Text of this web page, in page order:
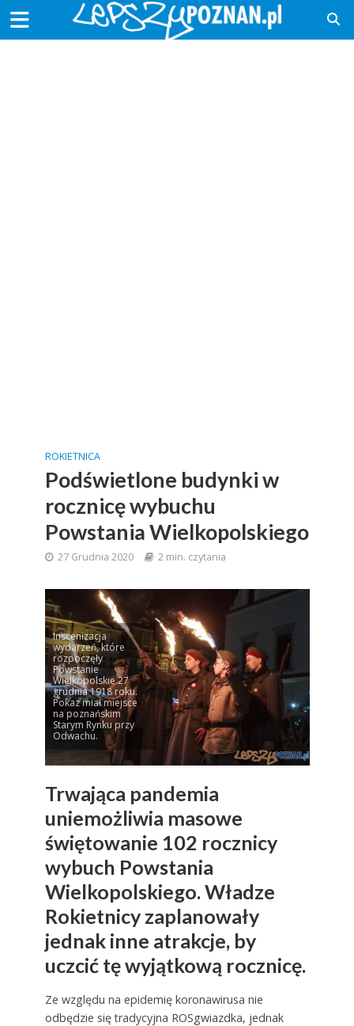
ROKIETNICA
Podświetlone budynki w
rocznicę wybuchu
Powstania Wielkopolskiego
27 Grudnia 2020 2 min. czytania
Inscenizacja
wydarzeń, które
rozpoczęły
Powstanie
Wielkopolskie 27
grudnia 1918 roku.
Pokaz miał miejsce
na poznańskim
Starym Rynku przy
Odwachu.
Trwająca pandemia
uniemożliwia masowe
świętowanie 102 rocznicy
wybuch Powstania
Wielkopolskiego. Władze
Rokietnicy zaplanowały
jednak inne atrakcje, by
uczcić tę wyjątkową rocznicę.
Ze względu na epidemię koronawirusa nie
odbędzie się tradycyjna ROSgwiazdka, jednak